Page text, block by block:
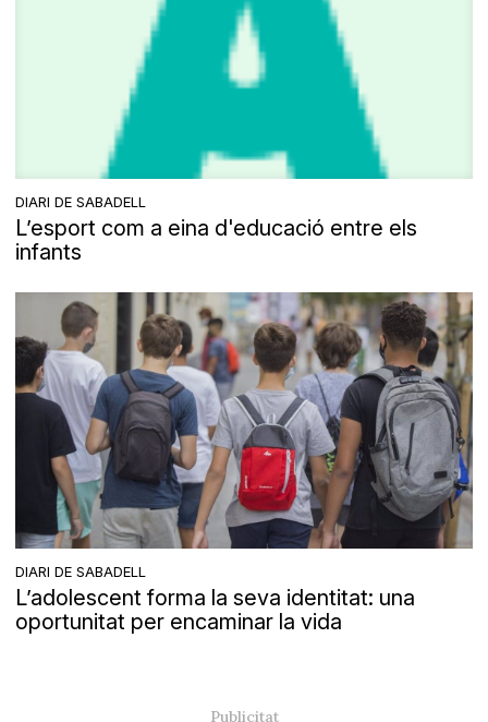
DIARI DE SABADELL
L’esport com a eina d'educació entre els
infants
DIARI DE SABADELL
L’adolescent forma la seva identitat: una
oportunitat per encaminar la vida